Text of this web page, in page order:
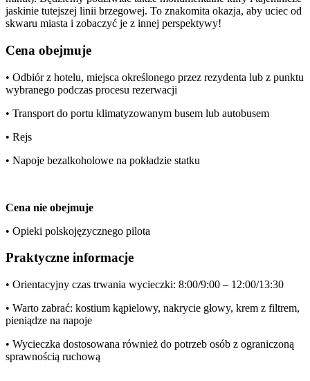
jaskinie tutejszej linii brzegowej. To znakomita okazja, aby uciec od
skwaru miasta i zobaczyć je z innej perspektywy!
Cena obejmuje
• Odbiór z hotelu, miejsca określonego przez rezydenta lub z punktu
wybranego podczas procesu rezerwacji
• Transport do portu klimatyzowanym busem lub autobusem
• Rejs
• Napoje bezalkoholowe na pokładzie statku
Cena nie obejmuje
• Opieki polskojęzycznego pilota
Praktyczne informacje
• Orientacyjny czas trwania wycieczki: 8:00/9:00 – 12:00/13:30
• Warto zabrać: kostium kąpielowy, nakrycie głowy, krem z filtrem,
pieniądze na napoje
• Wycieczka dostosowana również do potrzeb osób z ograniczoną
sprawnością ruchową